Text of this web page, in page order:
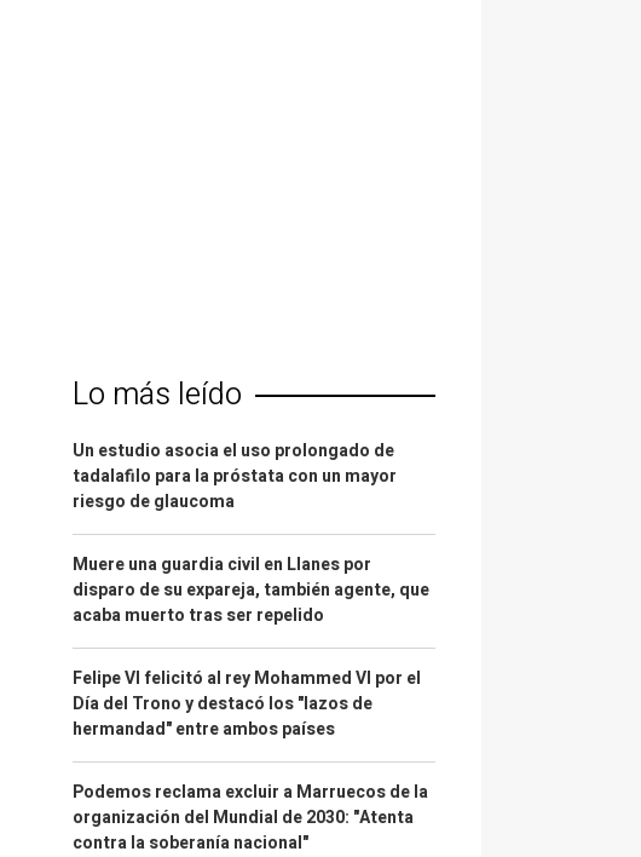
Lo más leído
Un estudio asocia el uso prolongado de
tadalafilo para la próstata con un mayor
riesgo de glaucoma
Muere una guardia civil en Llanes por
disparo de su expareja, también agente, que
acaba muerto tras ser repelido
Felipe VI felicitó al rey Mohammed VI por el
Día del Trono y destacó los "lazos de
hermandad" entre ambos países
Podemos reclama excluir a Marruecos de la
organización del Mundial de 2030: "Atenta
contra la soberanía nacional"